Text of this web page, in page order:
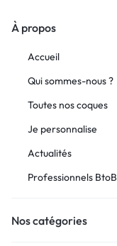
À propos
Accueil
Qui sommes-nous ?
Toutes nos coques
Je personnalise
Actualités
Professionnels BtoB
Nos catégories